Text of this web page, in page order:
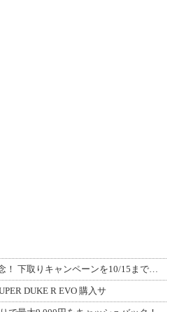
DUKE R EVO 購入サ